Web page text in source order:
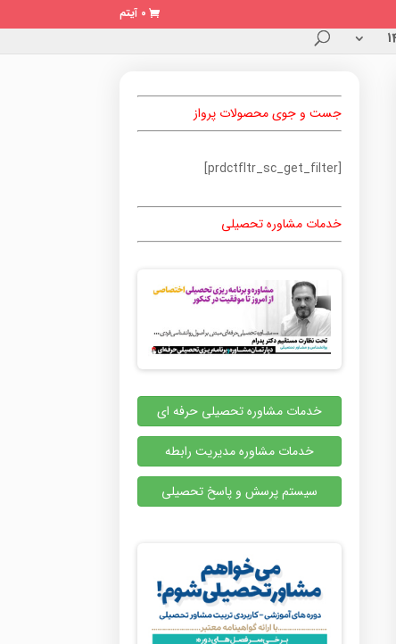
0 آیتم
جست و جوی محصولات پرواز
[prdctfltr_sc_get_filter]
خدمات مشاوره تحصیلی
خدمات مشاوره تحصیلی حرفه ای
خدمات مشاوره مدیریت رابطه
سیستم پرسش و پاسخ تحصیلی